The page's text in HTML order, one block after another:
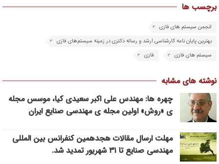
برچسب ها
انجمن سیستم های فازی
بهترین پایان نامه کارشناسی­ ارشد و رساله دکتری در زمینه سیستم‌های فازی
سیستم های فازی
فازی
نوشته های مشابه
چهره ها: مهندس علی اکبر سعیدی کیا، موسس مجله
ی «روش» اولین مجله ی مهندسی صنایع ایران
مهلت ارسال مقالات هجدهمین کنفرانس بین المللی
مهندسی صنایع تا ۳۱ شهریور تمدید شد.